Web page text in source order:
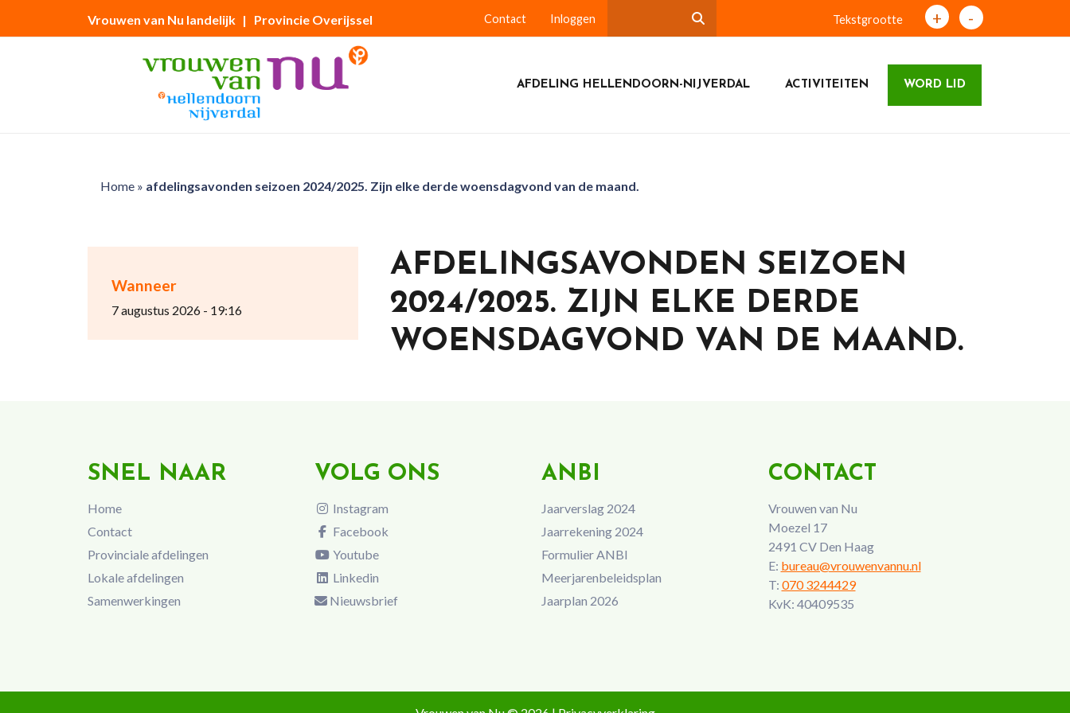
Vrouwen van Nu landelijk | Provincie Overijssel Contact Inloggen Tekstgrootte + -
AFDELING HELLENDOORN-NIJVERDAL ACTIVITEITEN WORD LID
Home» afdelingsavonden seizoen 2024/2025. Zijn elke derde woensdagvond van de maand.
Wanneer
7 augustus 2026 - 19:16
AFDELINGSAVONDEN SEIZOEN
2024/2025. ZIJN ELKE DERDE
WOENSDAGVOND VAN DE MAAND.
SNEL NAAR
Home
Contact
Provinciale afdelingen
Lokale afdelingen
Samenwerkingen
VOLG ONS
Instagram
Facebook
Youtube
Linkedin
Nieuwsbrief
ANBI
Jaarverslag 2024
Jaarrekening 2024
Formulier ANBI
Meerjarenbeleidsplan
Jaarplan 2026
CONTACT
Vrouwen van Nu
Moezel 17
2491 CV Den Haag
E: bureau@vrouwenvannu.nl
T: 070 3244429
KvK: 40409535